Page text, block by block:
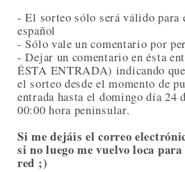
- El sorteo sólo será válido
español
- Sólo vale un comentario por
- Dejar un comentario en ésta
ÉSTA ENTRADA) indicando
el sorteo desde el momento de
entrada hasta el domingo día 24
00:00 hora peninsular.
Si me dejáis el correo
si no luego me vuelvo loca
red ;)